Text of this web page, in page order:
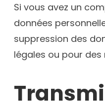
Si vous avez un
données
suppression des
légales ou pour